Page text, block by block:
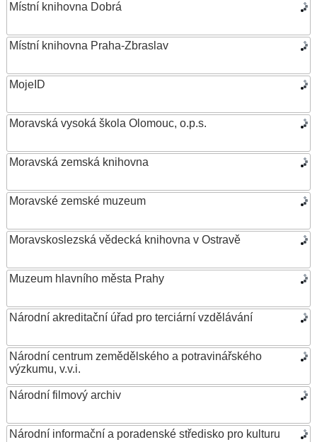
Místní knihovna Dobrá
Místní knihovna Praha-Zbraslav
MojeID
Moravská vysoká škola Olomouc, o.p.s.
Moravská zemská knihovna
Moravské zemské muzeum
Moravskoslezská vědecká knihovna v Ostravě
Muzeum hlavního města Prahy
Národní akreditační úřad pro terciární vzdělávání
Národní centrum zemědělského a potravinářského
výzkumu, v.v.i.
Národní filmový archiv
Národní informační a poradenské středisko pro kulturu